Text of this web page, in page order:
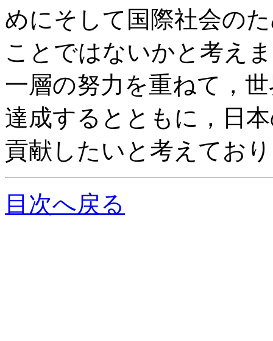
めにそして国際社会の
ことではないかと考え
一層の努力を重ねて，
達成するとともに，日
貢献したいと考えてお
目次へ戻る